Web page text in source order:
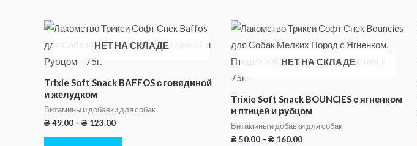
НЕТ НА СКЛАДЕ
Trixie Soft Snack BAFFOS с говядиной
и желудком
Витамины и добавки для собак
₴ 49.00 – ₴ 123.00
НЕТ НА СКЛАДЕ
Trixie Soft Snack BOUNCIES с ягненком
и птицей и рубцом
Витамины и добавки для собак
₴ 50.00 – ₴ 160.00